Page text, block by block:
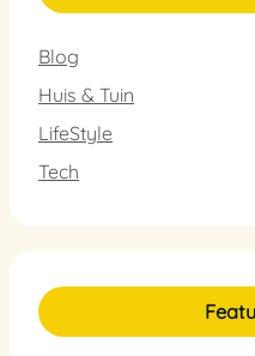
Blog
Huis & Tuin
LifeStyle
Tech